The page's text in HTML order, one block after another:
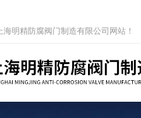
明精防腐阀门制造有限公司网站！